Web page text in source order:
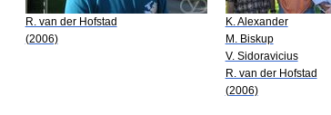
R. van der Hofstad
(2006)
K. Alexander
M. Biskup
V. Sidoravicius
R. van der Hofstad
(2006)